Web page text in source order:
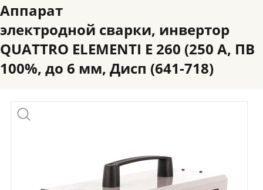
Аппарат
электродной сварки, инвертор
QUATTRO ELEMENTI E 260 (250 А, ПВ
100%, до 6 мм, Дисп (641-718)